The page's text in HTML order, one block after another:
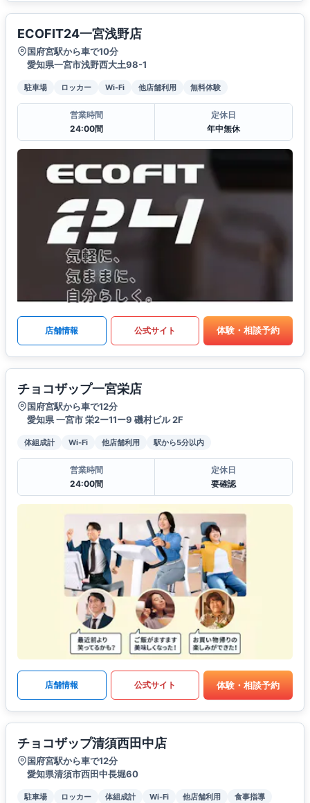
ECOFIT24一宮浅野店
国府宮駅から車で10分
愛知県一宮市浅野西大土98-1
駐車場 ロッカー Wi-Fi 他店舗利用 無料体験
営業時間
24:00間
定休日
年中無休
店舗情報 公式サイト 体験・相談予約
チョコザップ一宮栄店
国府宮駅から車で12分
愛知県 一宮市 栄2ー11ー9 磯村ビル 2F
体組成計 Wi-Fi 他店舗利用 駅から5分以内
営業時間
24:00間
定休日
要確認
店舗情報 公式サイト 体験・相談予約
チョコザップ清須西田中店
国府宮駅から車で12分
愛知県清須市西田中長堀60
駐車場 ロッカー 体組成計 Wi-Fi 他店舗利用 食事指導